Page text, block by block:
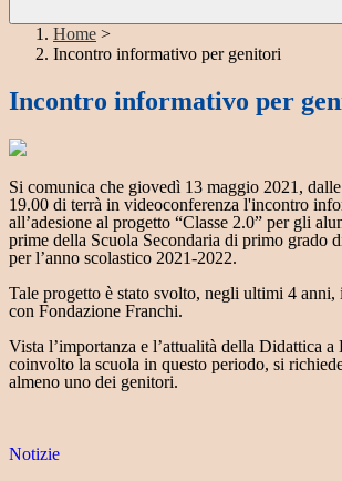
Home >
Incontro informativo per genitori
Incontro informativo per
Si comunica che giovedì 13 maggio 2021,
19.00 di terrà in videoconferenza l'incontro
all’adesione al progetto “Classe 2.0” per gli
prime della Scuola Secondaria di primo grado
per l’anno scolastico 2021-2022.
Tale progetto è stato svolto, negli ultimi 4 anni,
con Fondazione Franchi.
Vista l’importanza e l’attualità della Didattica a
coinvolto la scuola in questo periodo, si
almeno uno dei genitori.
Notizie